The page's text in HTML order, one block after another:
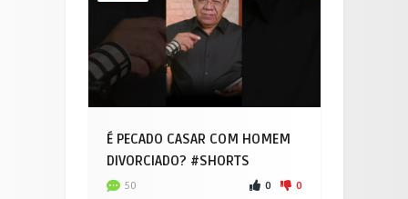
É PECADO CASAR COM HOMEM
DIVORCIADO? #SHORTS
50 0 0